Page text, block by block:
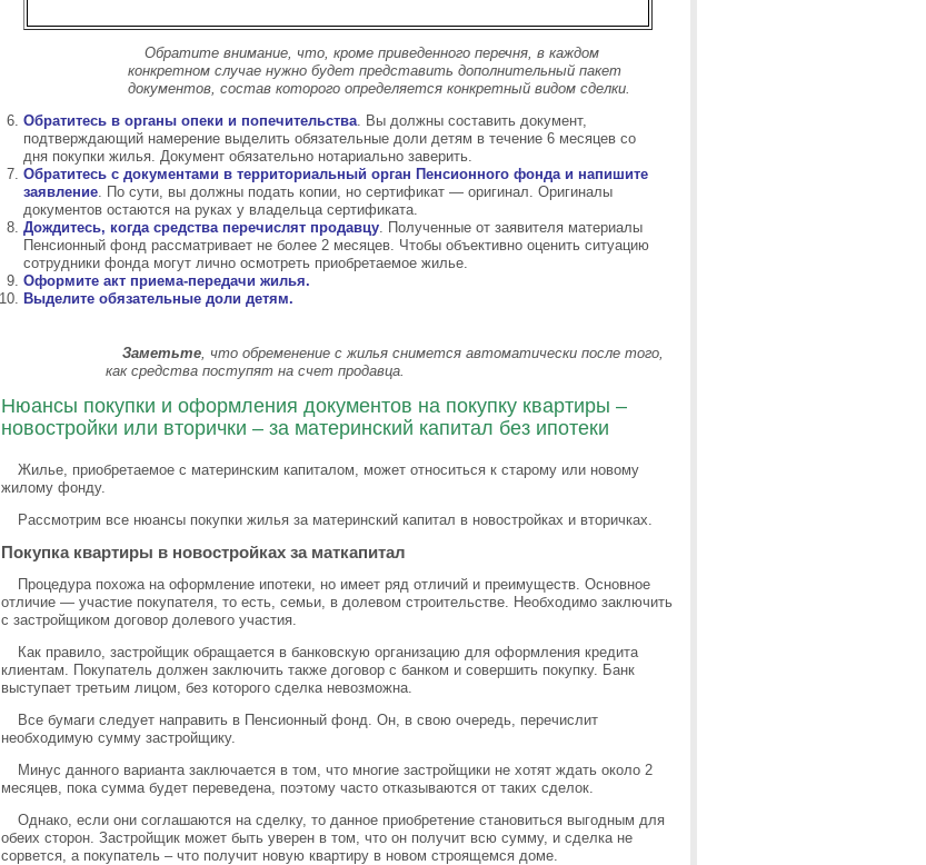
Обратите внимание, что, кроме приведенного перечня, в каждом
конкретном случае нужно будет представить дополнительный пакет
документов, состав которого определяется конкретный видом сделки.
Обратитесь в органы опеки и попечительства. Вы должны составить документ,
подтверждающий намерение выделить обязательные доли детям в течение 6 месяцев со
дня покупки жилья. Документ обязательно нотариально заверить.
Обратитесь с документами в территориальный орган Пенсионного фонда и напишите
заявление. По сути, вы должны подать копии, но сертификат — оригинал. Оригиналы
документов остаются на руках у владельца сертификата.
Дождитесь, когда средства перечислят продавцу. Полученные от заявителя материалы
Пенсионный фонд рассматривает не более 2 месяцев. Чтобы объективно оценить ситуацию
сотрудники фонда могут лично осмотреть приобретаемое жилье.
Оформите акт приема-передачи жилья.
Выделите обязательные доли детям.
Заметьте, что обременение с жилья снимется автоматически после того,
как средства поступят на счет продавца.
Нюансы покупки и оформления документов на покупку квартиры –
новостройки или вторички – за материнский капитал без ипотеки
Жилье, приобретаемое с материнским капиталом, может относиться к старому или новому
жилому фонду.
Рассмотрим все нюансы покупки жилья за материнский капитал в новостройках и вторичках.
Покупка квартиры в новостройках за маткапитал
Процедура похожа на оформление ипотеки, но имеет ряд отличий и преимуществ. Основное
отличие — участие покупателя, то есть, семьи, в долевом строительстве. Необходимо заключить
с застройщиком договор долевого участия.
Как правило, застройщик обращается в банковскую организацию для оформления кредита
клиентам. Покупатель должен заключить также договор с банком и совершить покупку. Банк
выступает третьим лицом, без которого сделка невозможна.
Все бумаги следует направить в Пенсионный фонд. Он, в свою очередь, перечислит
необходимую сумму застройщику.
Минус данного варианта заключается в том, что многие застройщики не хотят ждать около 2
месяцев, пока сумма будет переведена, поэтому часто отказываются от таких сделок.
Однако, если они соглашаются на сделку, то данное приобретение становиться выгодным для
обеих сторон. Застройщик может быть уверен в том, что он получит всю сумму, и сделка не
сорвется, а покупатель – что получит новую квартиру в новом строящемся доме.